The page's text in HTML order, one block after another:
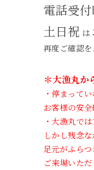
電話受
土日祝 は
再度ご確認を
＊大漁丸か
・停まって
お客様の安
・大漁丸で
しかし残念
足元がふらつ
ご来場いた